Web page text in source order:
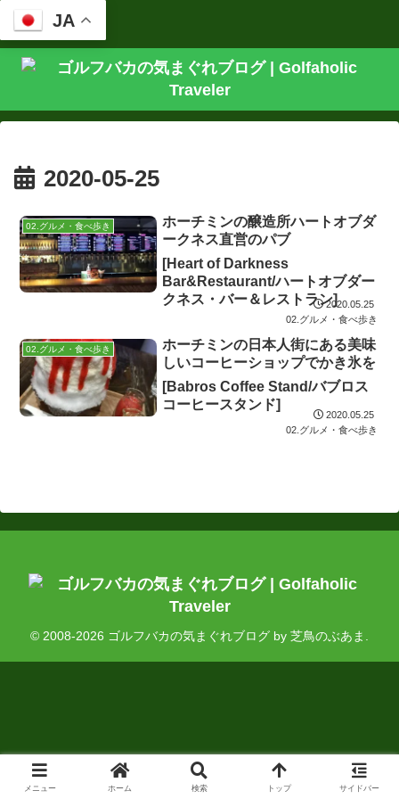
JA
2020-05-25
02.グルメ・食べ歩き
ホーチミンの醸造所ハートオブダ
ークネス直営のパブ
[Heart of Darkness
Bar&Restaurant/ハートオブダー
クネス・バー＆レストラン]2020.05.25
02.グルメ・食べ歩き
02.グルメ・食べ歩き
ホーチミンの日本人街にある美味
しいコーヒーショップでかき氷を
[Babros Coffee Stand/バブロス
コーヒースタンド]
2020.05.25
02.グルメ・食べ歩き
© 2008-2026 ゴルフバカの気まぐれブログ by 芝鳥のぶあま.
メニュー ホーム 検索 トップ サイドバー